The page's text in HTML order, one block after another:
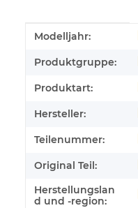
Produkteigenschaft
Wert
Modelljahr:
Produktgruppe:
Produktart:
Hersteller:
Teilenummer:
Original Teil:
Herstellungslan
d und -region: